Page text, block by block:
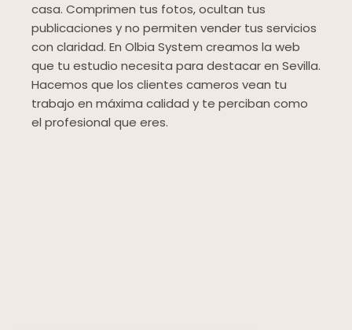
casa. Comprimen tus fotos, ocultan tus
publicaciones y no permiten vender tus servicios
con claridad. En Olbia System creamos la web
que tu estudio necesita para destacar en Sevilla.
Hacemos que los clientes cameros vean tu
trabajo en máxima calidad y te perciban como
el profesional que eres.